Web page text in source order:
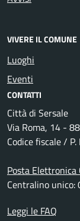
VIVERE IL COMUNE
Luoghi
Eventi
CONTATTI
Città di Sersale
Via Roma, 14 -
Codice fiscale /
Posta
Centralino unico:
Leggi le FAQ